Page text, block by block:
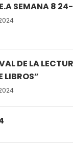
SEMANA 8
DE LA
LIBROS”